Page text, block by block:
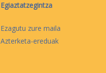
Egiaztatzegintza
Ezagutu zure maila
Azterketa-ereduak